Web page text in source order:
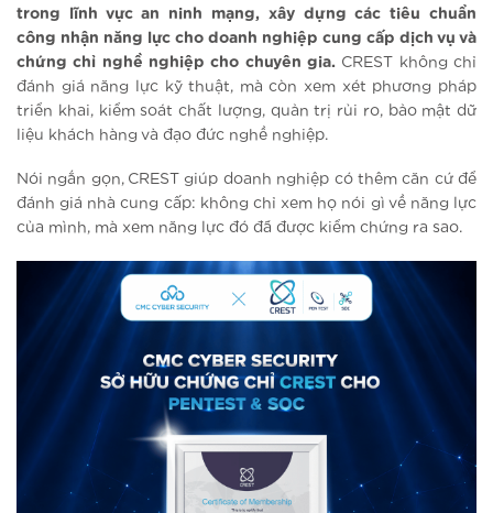
trong lĩnh vực an ninh mạng, xây dựng các tiêu chuẩn
công nhận năng lực cho doanh nghiệp cung cấp dịch vụ và
chứng chỉ nghề nghiệp cho chuyên gia. CREST không chỉ
đánh giá năng lực kỹ thuật, mà còn xem xét phương pháp
triển khai, kiểm soát chất lượng, quản trị rủi ro, bảo mật dữ
liệu khách hàng và đạo đức nghề nghiệp.
Nói ngắn gọn, CREST giúp doanh nghiệp có thêm căn cứ để
đánh giá nhà cung cấp: không chỉ xem họ nói gì về năng lực
của mình, mà xem năng lực đó đã được kiểm chứng ra sao.